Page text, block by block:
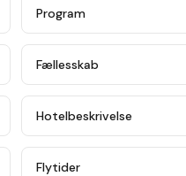
Program
Fællesskab
Hotelbeskrivelse
Flytider